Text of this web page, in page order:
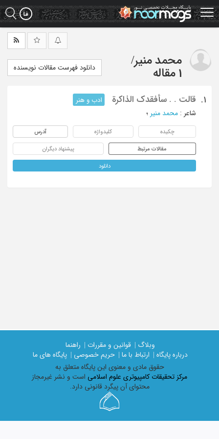
Skip
to
main
محمد منیر/
1 مقاله
دانلود فهرست مقالات نویسنده
1. قالت . . سأفقدک الذاکرة
ادب و هنر
شاعر : محمد منیر ؛
چکیده کلیدواژه آدرس
مقالات مرتبط پیشنهاد دیگران
دانلود
وبلاگ | قوانین و مقررات |
راهنما
درباره پایگاه |
ارتباط با ما | حریم خصوصی |
پایگاه های ما
حقوق مادی و معنوی اين پايگاه متعلق به
مرکز تحقیقات کامپیوتری علوم اسلامی است و نشر غیرمجاز
محتوای آن پیگرد قانونی دارد.